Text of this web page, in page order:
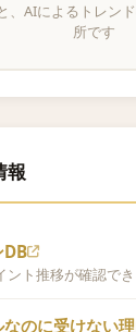
、AIによるトレン
所です
報
DB
ント推移が確認で
のに受けない